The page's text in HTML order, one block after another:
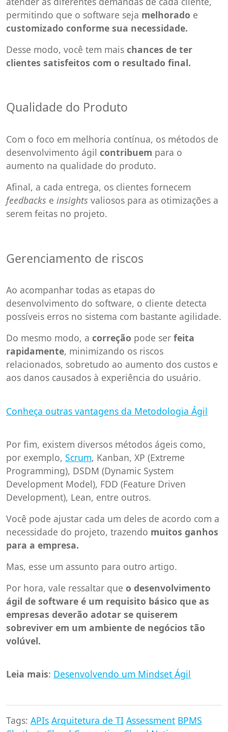
permitindo que o software seja melhorado e
customizado conforme sua necessidade.
Desse modo, você tem mais chances de ter
clientes satisfeitos com o resultado final.
Qualidade do Produto
Com o foco em melhoria contínua, os métodos de
desenvolvimento ágil contribuem para o
aumento na qualidade do produto.
Afinal, a cada entrega, os clientes fornecem
feedbacks e insights valiosos para as otimizações a
serem feitas no projeto.
Gerenciamento de riscos
Ao acompanhar todas as etapas do
desenvolvimento do software, o cliente detecta
possíveis erros no sistema com bastante agilidade.
Do mesmo modo, a correção pode ser feita
rapidamente, minimizando os riscos
relacionados, sobretudo ao aumento dos custos e
aos danos causados à experiência do usuário.
Conheça outras vantagens da Metodologia Ágil
Por fim, existem diversos métodos ágeis como,
por exemplo, Scrum, Kanban, XP (Extreme
Programming), DSDM (Dynamic System
Development Model), FDD (Feature Driven
Development), Lean, entre outros.
Você pode ajustar cada um deles de acordo com a
necessidade do projeto, trazendo muitos ganhos
para a empresa.
Mas, esse um assunto para outro artigo.
Por hora, vale ressaltar que o desenvolvimento
ágil de software é um requisito básico que as
empresas deverão adotar se quiserem
sobreviver em um ambiente de negócios tão
volúvel.
Leia mais: Desenvolvendo um Mindset Ágil
Tags: APIs Arquitetura de TI Assessment BPMS